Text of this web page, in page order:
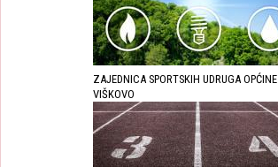
ZAJEDNICA SPORTSKIH UDRUGA OPĆINE
VIŠKOVO